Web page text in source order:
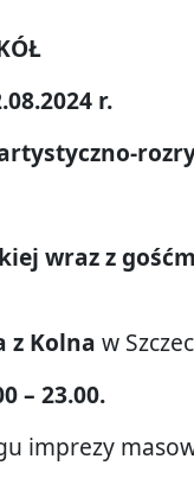
r.
wraz z
z Kolna w
– 23.00.